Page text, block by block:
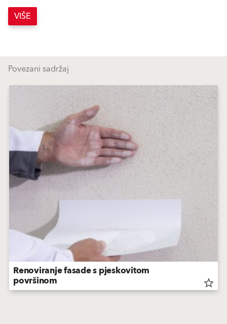
VIŠE
Povezani sadržaj
Renoviranje fasade s pjeskovitom
površinom star_border